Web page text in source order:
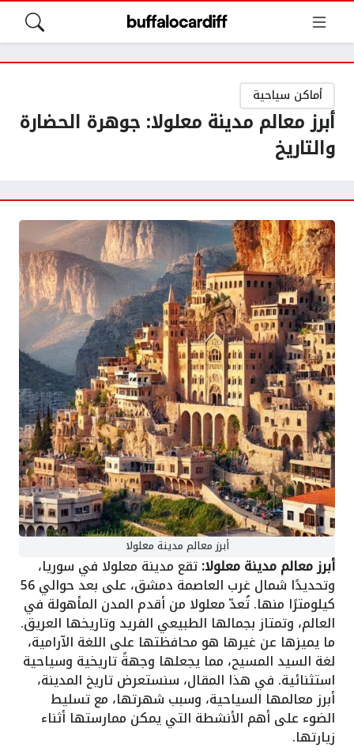
أماكن سياحية
أبرز معالم مدينة معلولا: جوهرة الحضارة
والتاريخ
أبرز معالم مدينة معلولا
أبرز معالم مدينة معلولا:تقع مدينة معلولا في سوريا،
وتحديدًا شمال غرب العاصمة دمشق، على بعد حوالي 56
كيلومترًا منها. تُعدّ معلولا من أقدم المدن المأهولة في
العالم، وتمتاز بجمالها الطبيعي الفريد وتاريخها العريق.
ما يميزها عن غيرها هو محافظتها على اللغة الآرامية،
لغة السيد المسيح، مما يجعلها وجهةً تاريخية وسياحية
استثنائية. في هذا المقال، سنستعرض تاريخ المدينة،
أبرز معالمها السياحية، وسبب شهرتها، مع تسليط
الضوء على أهم الأنشطة التي يمكن ممارستها أثناء
زيارتها.